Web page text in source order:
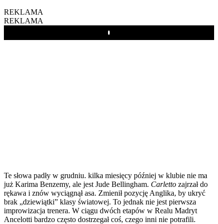
REKLAMA
REKLAMA
Play
Te słowa padły w grudniu. kilka miesięcy później w klubie nie ma
już Karima Benzemy, ale jest Jude Bellingham. Carletto zajrzał do
rękawa i znów wyciągnął asa. Zmienił pozycję Anglika, by ukryć
brak „dziewiątki” klasy światowej. To jednak nie jest pierwsza
improwizacja trenera. W ciągu dwóch etapów w Realu Madryt
Ancelotti bardzo często dostrzegał coś, czego inni nie potrafili.